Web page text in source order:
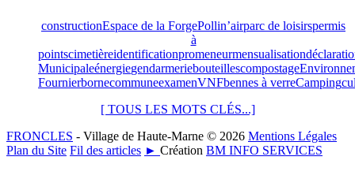
constructionEspace de la ForgePollin’airparc de loisirspermis
à
pointscimetièreidentificationpromeneurmensualisation
Municipaleénergiegendarmeriebouteillescompostage
FournierbornecommuneexamenVNFbennes à verreCamping
[ TOUS LES MOTS CLÉS...]
FRONCLES - Village de Haute-Marne © 2026 Mentions Légales
Plan du Site Fil des articles ► Création BM INFO SERVICES